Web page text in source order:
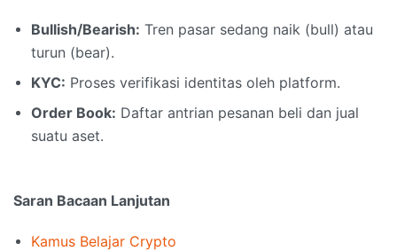
Bullish/Bearish: Tren pasar sedang naik (bull) atau
turun (bear).
KYC: Proses verifikasi identitas oleh platform.
Order Book: Daftar antrian pesanan beli dan jual
suatu aset.
Saran Bacaan Lanjutan
Kamus Belajar Crypto